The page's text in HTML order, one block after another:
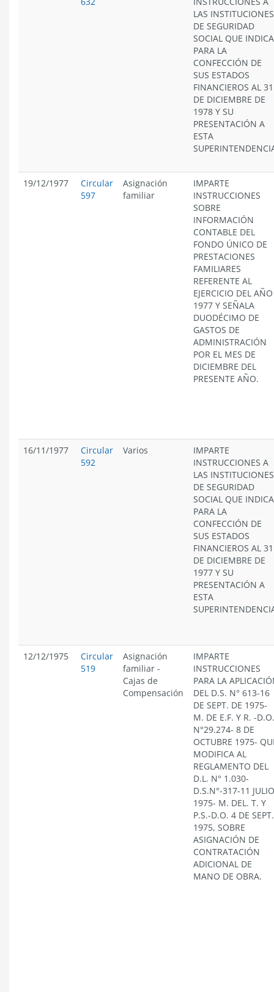
LAS INSTITUCIONES
DE SEGURIDAD
SOCIAL QUE INDICA
PARA LA
CONFECCIÓN DE
SUS ESTADOS
FINANCIEROS AL 31
DE DICIEMBRE DE
1978 Y SU
PRESENTACIÓN A
ESTA
19/12/1977
Circular
597
Asignación
familiar
IMPARTE
INSTRUCCIONES
SOBRE
INFORMACIÓN
CONTABLE DEL
FONDO ÚNICO DE
PRESTACIONES
FAMILIARES
REFERENTE AL
EJERCICIO DEL AÑO
1977 Y SEÑALA
DUODÉCIMO DE
GASTOS DE
ADMINISTRACIÓN
POR EL MES DE
DICIEMBRE DEL
PRESENTE AÑO.
16/11/1977
Circular
592
Varios
IMPARTE
INSTRUCCIONES A
LAS INSTITUCIONES
DE SEGURIDAD
SOCIAL QUE INDICA
PARA LA
CONFECCIÓN DE
SUS ESTADOS
FINANCIEROS AL 31
DE DICIEMBRE DE
1977 Y SU
PRESENTACIÓN A
ESTA
12/12/1975
Circular
519
Asignación
familiar -
Cajas de
Compensación
IMPARTE
INSTRUCCIONES
PARA LA
DEL D.S. N° 613-16
DE SEPT. DE 1975-
M. DE E.F. Y R. -D.O.
N°29.274- 8 DE
OCTUBRE 1975-
MODIFICA AL
REGLAMENTO DEL
D.L. N° 1.030-
D.S.N°-317-11 JULIO
1975- M. DEL. T. Y
P.S.-D.O. 4 DE SEPT.
1975, SOBRE
ASIGNACIÓN DE
CONTRATACIÓN
ADICIONAL DE
MANO DE OBRA.